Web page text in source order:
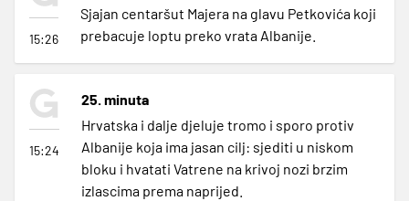
15:26
Sjajan centaršut Majera na glavu Petkovića koji
prebacuje loptu preko vrata Albanije.
15:24
25. minuta
Hrvatska i dalje djeluje tromo i sporo protiv
Albanije koja ima jasan cilj: sjediti u niskom
bloku i hvatati Vatrene na krivoj nozi brzim
izlascima prema naprijed.